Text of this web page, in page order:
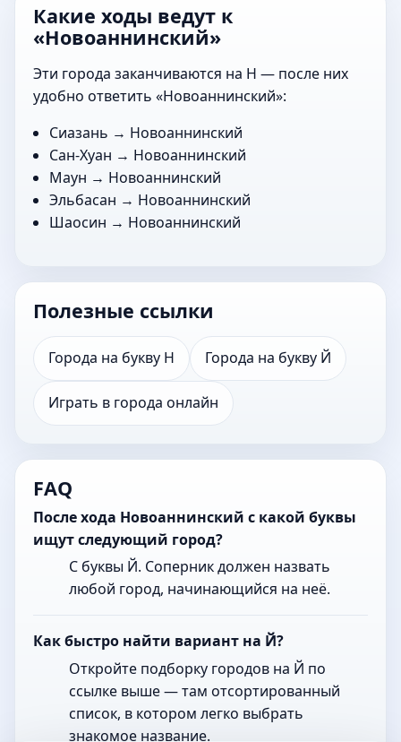
Какие ходы ведут к
«Новоаннинский»
Эти города заканчиваются на Н — после них
удобно ответить «Новоаннинский»:
Сиазань → Новоаннинский
Сан-Хуан → Новоаннинский
Маун → Новоаннинский
Эльбасан → Новоаннинский
Шаосин → Новоаннинский
Полезные ссылки
Города на букву Н Города на букву Й
Играть в города онлайн
FAQ
После хода Новоаннинский с какой буквы
ищут следующий город?
С буквы Й. Соперник должен назвать
любой город, начинающийся на неё.
Как быстро найти вариант на Й?
Откройте подборку городов на Й по
ссылке выше — там отсортированный
список, в котором легко выбрать
знакомое название.